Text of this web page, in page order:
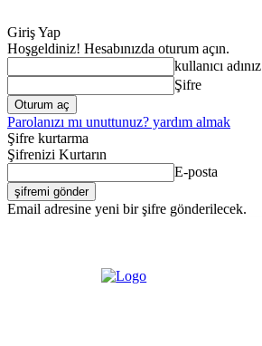
Giriş Yap
Hoşgeldiniz! Hesabınızda oturum açın.
kullanıcı adınız
Şifre
Parolanızı mı unuttunuz? yardım almak
Şifre kurtarma
Şifrenizi Kurtarın
E-posta
Email adresine yeni bir şifre gönderilecek.